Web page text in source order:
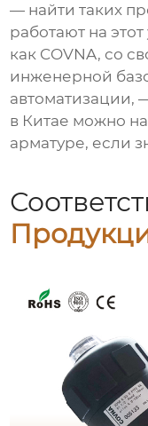
— найти таких
работают на
как COVNA, со
инженерной
автоматизации,
в Китае можно
арматуре, если